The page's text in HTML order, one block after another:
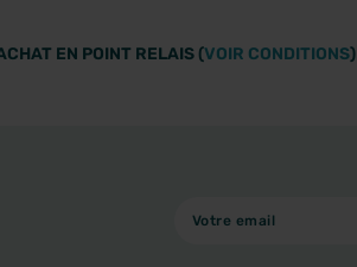
EN POINT RELAIS (VOIR CONDITIONS)